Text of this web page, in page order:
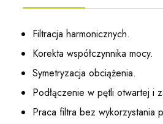
Filtracja harmonicznych.
Korekta współczynnika mocy.
Symetryzacja obciążenia.
Podłączenie w pętli otwartej i
Praca filtra bez wykorzystania